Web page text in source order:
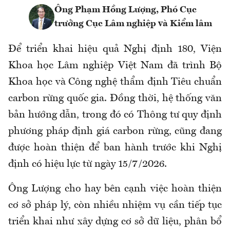
Ông Phạm Hồng Lượng, Phó Cục
trưởng Cục Lâm nghiệp và Kiểm lâm
Để triển khai hiệu quả Nghị định 180, Viện
Khoa học Lâm nghiệp Việt Nam đã trình Bộ
Khoa học và Công nghệ thẩm định Tiêu chuẩn
carbon rừng quốc gia. Đồng thời, hệ thống văn
bản hướng dẫn, trong đó có Thông tư quy định
phương pháp định giá carbon rừng, cũng đang
được hoàn thiện để ban hành trước khi Nghị
định có hiệu lực từ ngày 15/7/2026.
Ông Lượng cho hay bên cạnh việc hoàn thiện
cơ sở pháp lý, còn nhiều nhiệm vụ cần tiếp tục
triển khai như xây dựng cơ sở dữ liệu, phân bổ